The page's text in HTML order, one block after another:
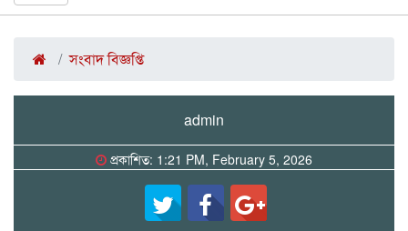
সংবাদ বিজ্ঞপ্তি
admin
প্রকাশিত: 1:21 PM, February 5, 2026